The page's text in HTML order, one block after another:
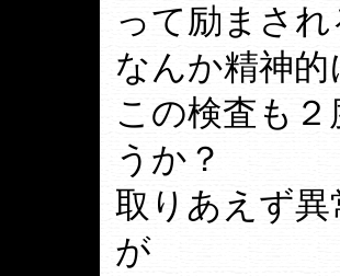
って励まさ
なんか精神
この検査も
うか？
取りあえず
が